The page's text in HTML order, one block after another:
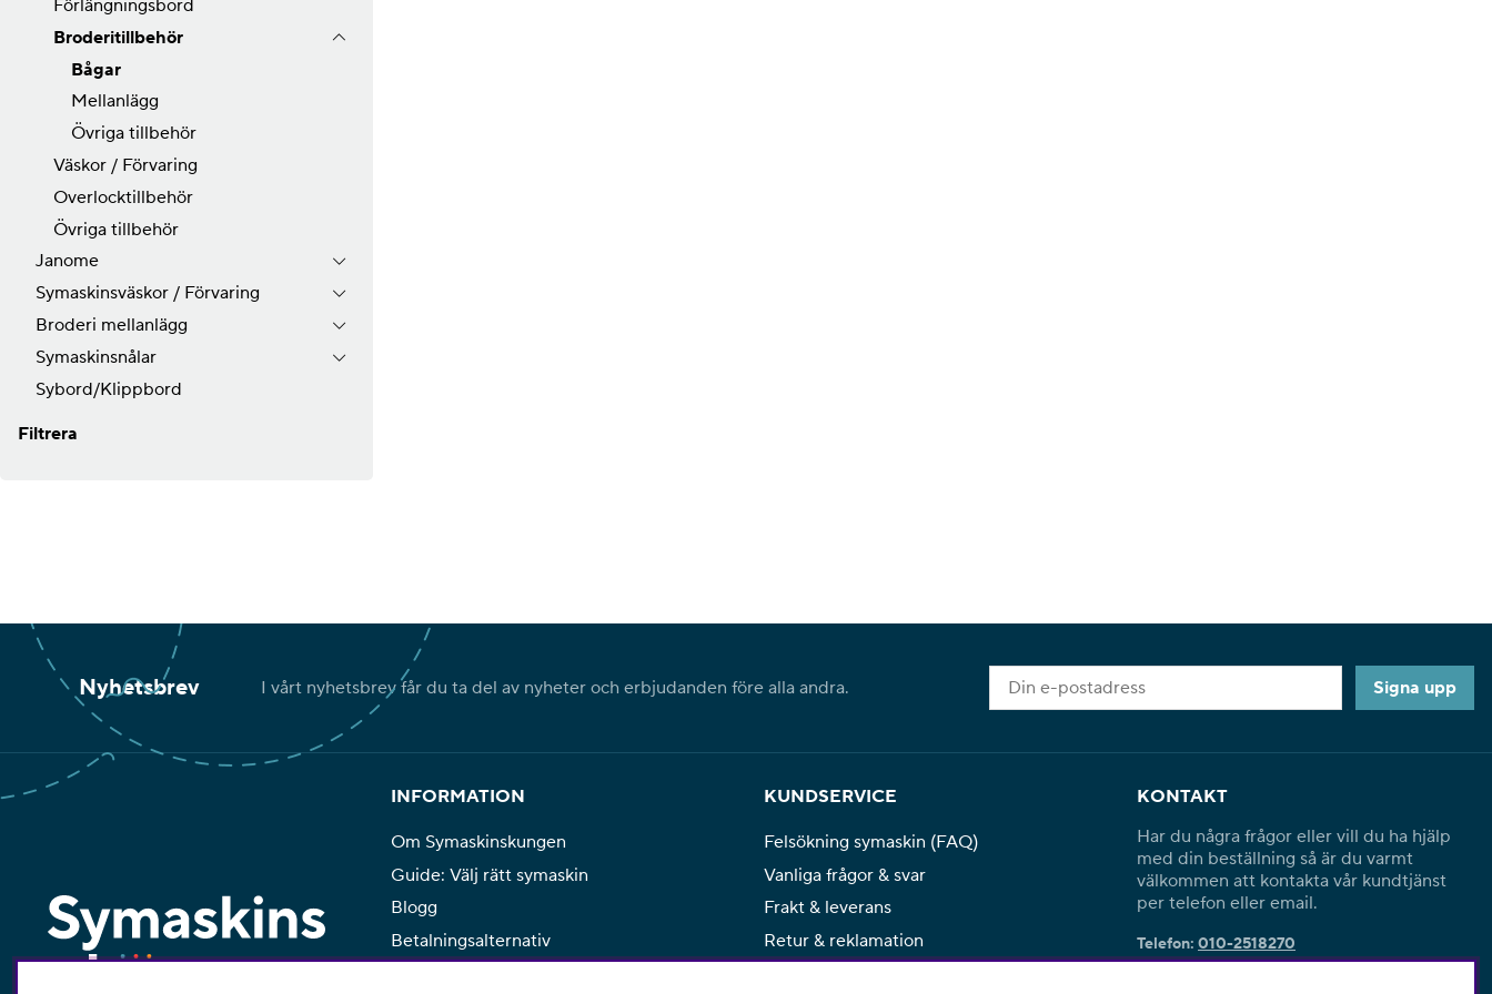
Förlängningsbord
Broderitillbehör
Bågar
Mellanlägg
Övriga tillbehör
Väskor / Förvaring
Overlocktillbehör
Övriga tillbehör
Janome
Symaskinsväskor / Förvaring
Broderi mellanlägg
Symaskinsnålar
Sybord/Klippbord
Filtrera
Nyhetsbrev I vårt nyhetsbrev får du ta del av nyheter och erbjudanden före alla andra. Signa upp
INFORMATION
Om Symaskinskungen
Guide: Välj rätt symaskin
Blogg
Betalningsalternativ
KUNDSERVICE
Felsökning symaskin (FAQ)
Vanliga frågor & svar
Frakt & leverans
Retur & reklamation
KONTAKT
Har du några frågor eller vill du ha hjälp
med din beställning så är du varmt
välkommen att kontakta vår kundtjänst
per telefon eller email.
Telefon: 010-2518270